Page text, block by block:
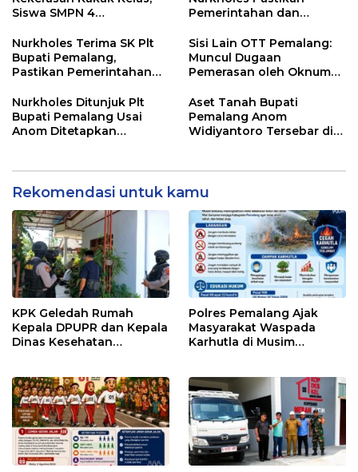
Siswa SMPN 4
Dunia
Pemerintahan dan
Berjalan
Nurkholes Terima SK Plt
Bupati Pemalang,
Pastikan Pemerintahan
Sisi Lain OTT Pemalang:
Muncul Dugaan
Pemerasan oleh Oknum
Nurkholes Ditunjuk Plt
Bupati Pemalang Usai
Anom Ditetapkan
Aset Tanah Bupati
Pemalang Anom
Widiyantoro Tersebar di
Rekomendasi untuk kamu
KPK Geledah Rumah
Kepala DPUPR dan Kepala
Dinas Kesehatan
Polres Pemalang Ajak
Masyarakat Waspada
Karhutla di Musim